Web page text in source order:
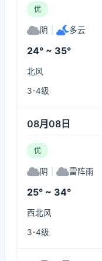
优
阴 多云
24° ~ 35°
北风
3-4级
08月08日
优
阴 雷阵雨
25° ~ 34°
西北风
3-4级